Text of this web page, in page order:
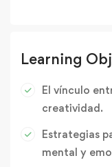
Learning
El vínculo
creatividad.
Estrategias
mental y